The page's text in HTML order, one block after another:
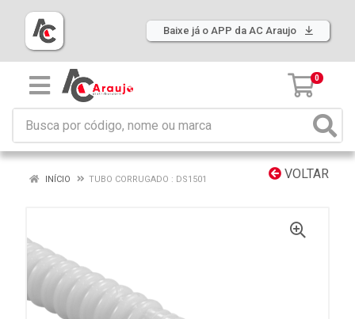
Baixe já o APP da AC Araujo
0
VOLTAR
INÍCIO TUBO CORRUGADO : DS1501